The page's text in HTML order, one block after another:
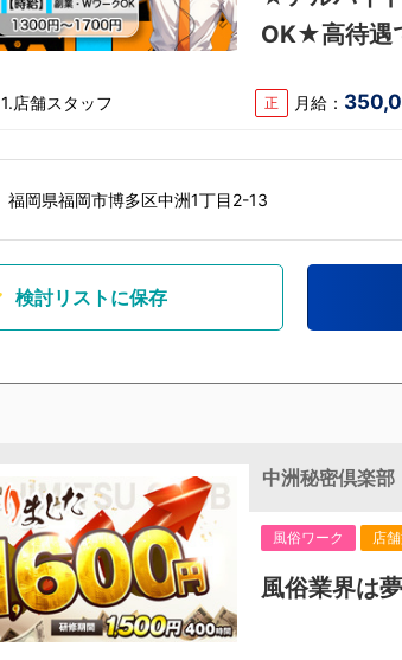
OK★高待遇
1.店舗スタッフ 正 月給：
福岡県福岡市博多区中洲1丁目2-13
検討リストに保存
中洲秘密倶楽部
風俗ワーク 店
風俗業界は